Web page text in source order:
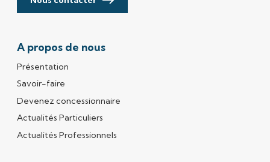
A propos de nous
Présentation
Savoir-faire
Devenez concessionnaire
Actualités Particuliers
Actualités Professionnels